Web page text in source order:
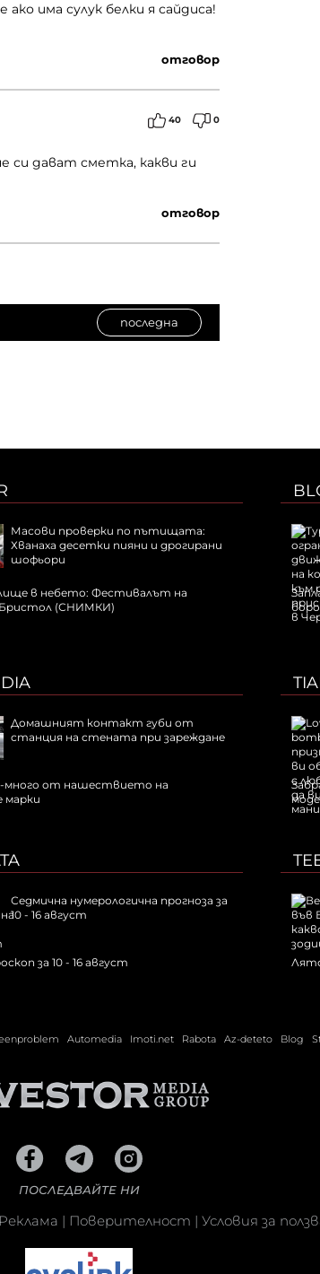
има сулук белки я сайдиса!
отговор
40 0
си дават сметка, какви ги
отговор
последна
Масови проверки по пътищата:
Хванаха десетки пияни и дрогирани
шофьори
в небето: Фестивалът на
(СНИМКИ)
Домашният контакт губи от
станция на стената при зареждане
много от нашествието на
марки
Седмична нумерологична прогноза за
10 - 16 август
за 10 - 16 август
Automedia Imoti.net Rabota Az-deteto Blog
ПОСЛЕДВАЙТЕ НИ
Реклама | Поверителност | Условия за